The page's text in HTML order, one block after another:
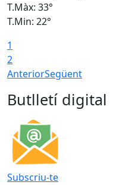
T.Màx: 33°
T.Min: 22°
1
2
AnteriorSegüent
Butlletí digital
Subscriu-te